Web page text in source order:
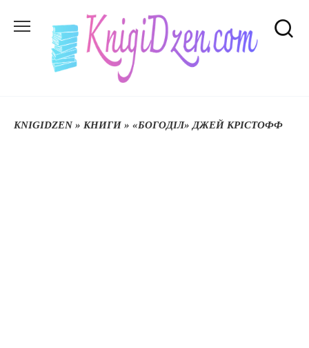
до
KNIGIDZEN» КНИГИ » «БОГОДІЛ» ДЖЕЙ КРІСТОФФ